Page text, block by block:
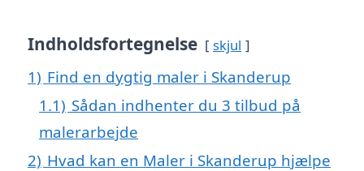
Indholdsfortegnelse skjul
1) Find en dygtig maler i Skanderup
1.1) Sådan indhenter du 3 tilbud på
malerarbejde
2) Hvad kan en Maler i Skanderup hjælpe